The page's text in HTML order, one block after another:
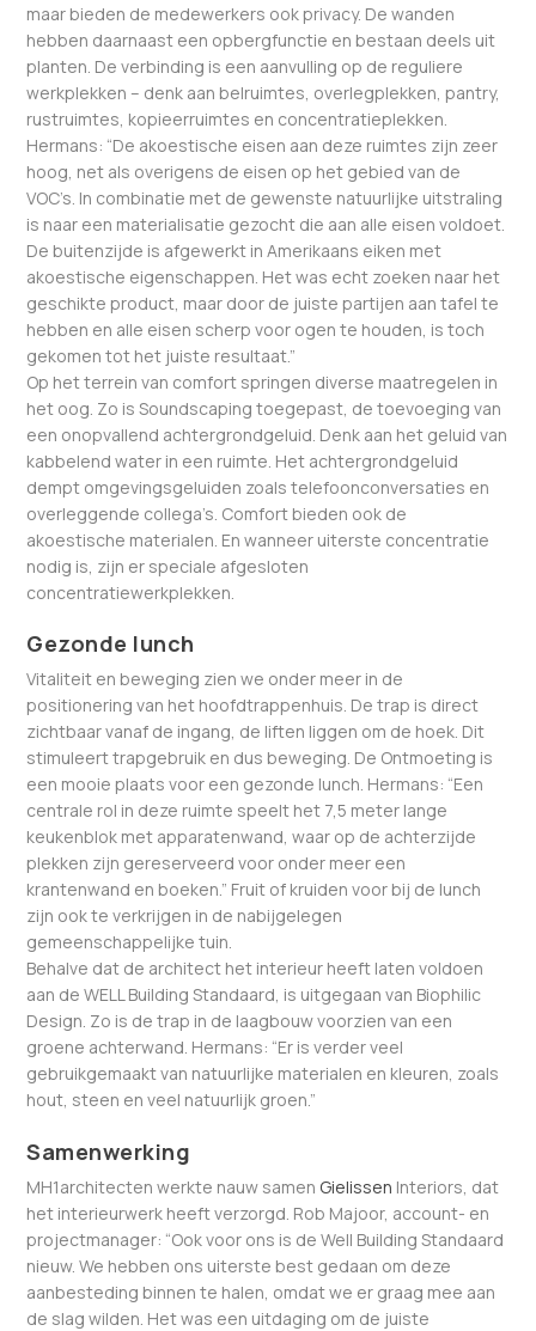
maar bieden de medewerkers ook privacy. De wanden
hebben daarnaast een opbergfunctie en bestaan deels uit
planten. De verbinding is een aanvulling op de reguliere
werkplekken – denk aan belruimtes, overlegplekken, pantry,
rustruimtes, kopieerruimtes en concentratieplekken.
Hermans: “De akoestische eisen aan deze ruimtes zijn zeer
hoog, net als overigens de eisen op het gebied van de
VOC’s. In combinatie met de gewenste natuurlijke uitstraling
is naar een materialisatie gezocht die aan alle eisen voldoet.
De buitenzijde is afgewerkt in Amerikaans eiken met
akoestische eigenschappen. Het was echt zoeken naar het
geschikte product, maar door de juiste partijen aan tafel te
hebben en alle eisen scherp voor ogen te houden, is toch
gekomen tot het juiste resultaat.”
Op het terrein van comfort springen diverse maatregelen in
het oog. Zo is Soundscaping toegepast, de toevoeging van
een onopvallend achtergrondgeluid. Denk aan het geluid van
kabbelend water in een ruimte. Het achtergrondgeluid
dempt omgevingsgeluiden zoals telefoonconversaties en
overleggende collega’s. Comfort bieden ook de
akoestische materialen. En wanneer uiterste concentratie
nodig is, zijn er speciale afgesloten
concentratiewerkplekken.
Gezonde lunch
Vitaliteit en beweging zien we onder meer in de
positionering van het hoofdtrappenhuis. De trap is direct
zichtbaar vanaf de ingang, de liften liggen om de hoek. Dit
stimuleert trapgebruik en dus beweging. De Ontmoeting is
een mooie plaats voor een gezonde lunch. Hermans: “Een
centrale rol in deze ruimte speelt het 7,5 meter lange
keukenblok met apparatenwand, waar op de achterzijde
plekken zijn gereserveerd voor onder meer een
krantenwand en boeken.” Fruit of kruiden voor bij de lunch
zijn ook te verkrijgen in de nabijgelegen
gemeenschappelijke tuin.
Behalve dat de architect het interieur heeft laten voldoen
aan de WELL Building Standaard, is uitgegaan van Biophilic
Design. Zo is de trap in de laagbouw voorzien van een
groene achterwand. Hermans: “Er is verder veel
gebruikgemaakt van natuurlijke materialen en kleuren, zoals
hout, steen en veel natuurlijk groen.”
Samenwerking
MH1architecten werkte nauw samen Gielissen Interiors, dat
het interieurwerk heeft verzorgd. Rob Majoor, account- en
projectmanager: “Ook voor ons is de Well Building Standaard
nieuw. We hebben ons uiterste best gedaan om deze
aanbesteding binnen te halen, omdat we er graag mee aan
de slag wilden. Het was een uitdaging om de juiste